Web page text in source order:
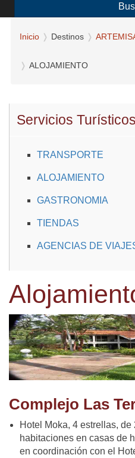
Inicio Destinos
ALOJAMIENTO
Servicios Turísticos
TRANSPORTE
ALOJAMIENTO
GASTRONOMIA
TIENDAS
AGENCIAS DE
Complejo Las
Hotel Moka, 4 estrellas,
habitaciones en casas de
en coordinación con el